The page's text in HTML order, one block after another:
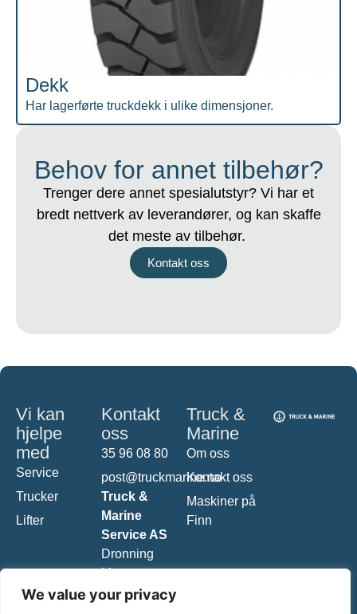
We value your privacy
Dekk
Har lagerførte truckdekk i ulike dimensjoner.
Behov for annet tilbehør?
Trenger dere annet spesialutstyr? Vi har et
bredt nettverk av leverandører, og kan skaffe
det meste av tilbehør.
Kontakt oss
Vi kan
hjelpe
med
Service
Trucker
Lifter
Kontakt
oss
35 96 08 80
post@truckmarine.no
Truck &
Marine
Service AS
Dronning
Margretes
vei 10
Truck &
Marine
Om oss
Kontakt oss
Maskiner på
Finn